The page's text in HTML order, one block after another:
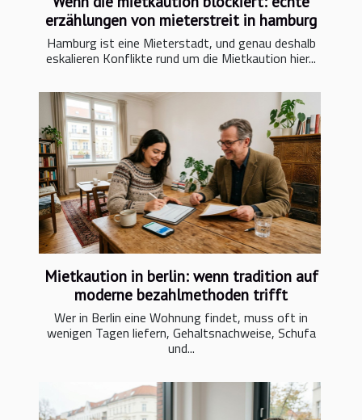
erzählungen von mieterstreit in hamburg
Hamburg ist eine Mieterstadt, und genau deshalb
eskalieren Konflikte rund um die Mietkaution hier...
Mietkaution in berlin: wenn tradition auf
moderne bezahlmethoden trifft
Wer in Berlin eine Wohnung findet, muss oft in
wenigen Tagen liefern, Gehaltsnachweise, Schufa
und...